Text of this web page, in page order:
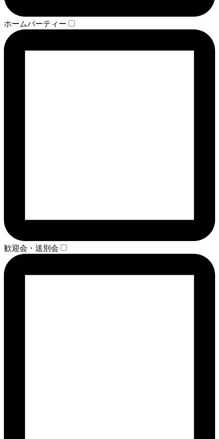
ホームパーティー
歓迎会・送別会